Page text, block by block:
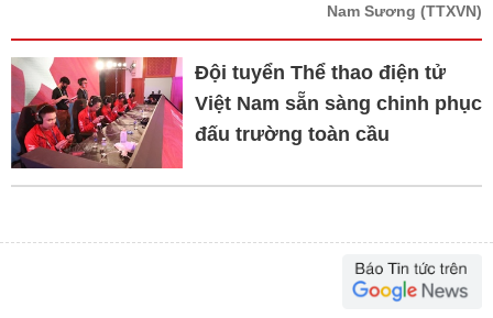
Nam Sương (TTXVN)
Đội tuyển Thể thao điện tử
Việt Nam sẵn sàng chinh phục
đấu trường toàn cầu